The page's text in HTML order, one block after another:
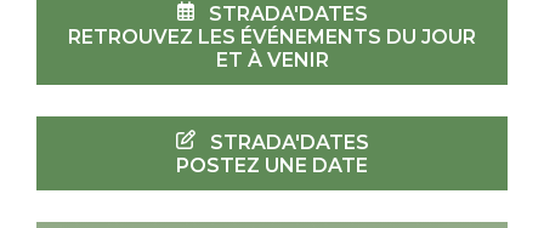
STRADA'DATES
RETROUVEZ LES ÉVÉNEMENTS DU JOUR
ET À VENIR
STRADA'DATES
POSTEZ UNE DATE